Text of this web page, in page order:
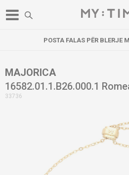
POSTA FALAS PËR BLERJE
MAJORICA
16582.01.1.B26.000.1
33736